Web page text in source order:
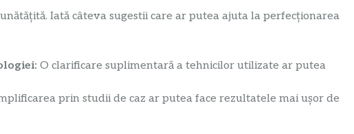
Iată câteva sugestii care ar putea ajuta la perfecționarea
O clarificare suplimentară a tehnicilor utilizate ar putea
prin studii de caz ar putea face rezultatele mai ușor de